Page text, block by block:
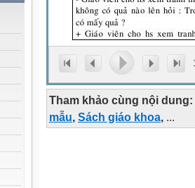
Tham khảo cùng nội dung:
mẫu, Sách giáo khoa, ...